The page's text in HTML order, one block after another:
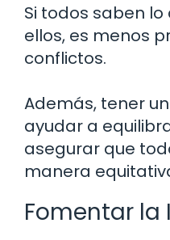
Si todos saben
ellos, es menos
conflictos.
Además, tener
ayudar a
asegurar que
manera
Fomentar la